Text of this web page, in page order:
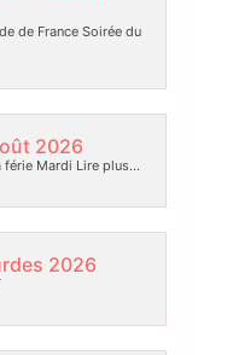
de France Soirée du
2026
férie Mardi Lire plus…
2026